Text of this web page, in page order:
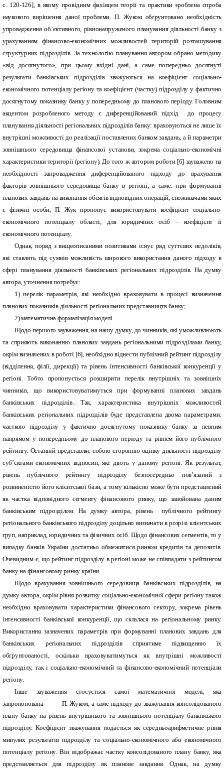
с. 120-126], в якому провідним фахівцем теорії та практики зроблена спроба
наукового вирішення даної проблеми. П. Жуком обґрунтовано необхідність
упровадження об’єктивного, рівнонапруженого планування діяльності банку з
урахуванням фінансово-економічних можливостей територій розташування
структурних підрозділів. За технологію планування автором обрано методику
«від досягнутого», при цьому вхідні дані, а саме попередньо досягнуті
результати банківських підрозділів зважуються на коефіцієнт соціально-
економічного потенціалу регіону та коефіцієнт (частку) підрозділу у фактично
досягнутому показнику банку у попередньому до планового періоду. Головним
акцентом розробленого методу є диференційований підхід до процесу
планування діяльності регіональних підрозділів банку: враховуються не лише їх
внутрішні можливості до реалізації поставлених банком завдань, а й параметри
зовнішнього середовища фінансової установи, зокрема соціально-економічні
характеристики території (регіону). До того ж автором роботи [6] зауважено на
необхідності запровадження диференційованого підходу до врахування
факторів зовнішнього середовища банку в регіоні, а саме: при формуванні
планових завдань на виконання обсягів відповідних операцій, споживачами яких
є фізичні особи, П. Жук пропонує використовувати коефіцієнт соціально-
економічного потенціалу області; для юридичних осіб – коефіцієнт її
економічного потенціалу.
Однак, поряд з вищеописаними позитивами існує ряд суттєвих недоліків,
які ставлять під сумнів можливість широкого використання даного підходу в
сфері планування діяльності банківських регіональних підрозділів. На думку
автора, уточнення потребує:
1) перелік параметрів, які необхідно враховувати в процесі визначення
планових показників діяльності регіональних представництв банку;
2) математична формалізація моделі.
Щодо першого зауваження, на нашу думку, до чинників, які уможливлюють
та сприяють виконанню планових завдань регіональними підрозділами банку,
окрім визначених в роботі [6], необхідно віднести публічний рейтинг підрозділу
(відділення, філії, дирекції) та рівень інтенсивності банківської конкуренції у
регіоні. Тобто пропонується розширити перелік внутрішніх та зовнішніх
чинників, що використовуватимуться при формуванні планових завдань
банківських підрозділів. Так, характеристика внутрішніх можливостей
банківських регіональних підрозділів буде представлена двома параметрами:
часткою підрозділу у фактично досягнутому показнику банку за певним
напрямом у попередньому до планового періоду та рівнем його публічного
рейтингу. Останній представляє собою сторонню оцінку діяльності підрозділу
суб’єктами економічних відносин, які діють у даному регіоні. Як результат,
рівень публічного рейтингу підрозділу безпосередньо пов’язаний з
розвиненістю його клієнтської бази, а тому кількісно може бути представлений
як частка відповідного сегменту фінансового ринку, що завойована даним
банківським підрозділом. На думку автора, рівень публічного рейтингу
регіонального банківського підрозділу доцільно визначати в розрізі клієнтських
груп, наприклад, юридичних та фізичних осіб. Щодо фінансових сегментів, то у
випадку банків України достатньо обмежитися ринком кредитів та депозитів.
Очевидним є, що рейтинг підрозділу в регіоні може не співпадати з рейтингом
банку на фінансовому ринку країни.
Щодо врахування зовнішнього середовища банківських підрозділів, на
думку автора, окрім рівня розвитку соціально-економічної сфери регіону також
необхідно враховувати характеристики фінансового сектору, зокрема рівень
інтенсивності банківської конкуренції, що склалася на регіональному ринку.
Використання зазначених параметрів при формуванні планових завдань для
банківських регіональних підрозділів сприятиме підвищенню їх
обґрунтованості, оскільки враховуватимуться як внутрішні можливості
підрозділу, так і соціально-економічний та фінансово-економічний потенціали
регіону.
Інше зауваження стосується самої математичної моделі, яка
запропонована П. Жуком, а саме підходу до зважування консолідованого
плану банку на рівень внутрішнього та зовнішнього потенціалу банківського
підрозділу. Коефіцієнт зважування подається як середньоарифметичне рівня
минулих результатів підрозділу та соціально-економічного або економічного
потенціалу регіону. Він відображає частку консолідованого плану банку, яка
представляється для підрозділу як планове завдання. Однак, на думку